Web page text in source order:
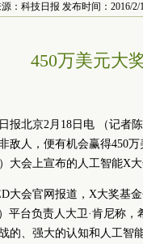
：科技日报 发布时间：2016/2/
450万美元大
报北京2月18日电 （记者
敌人，便有机会赢得450
大会上宣布的人工智能X
大会官网报道，X大奖基
）平台负责人大卫·肯尼称
的、强大的认知和人工智